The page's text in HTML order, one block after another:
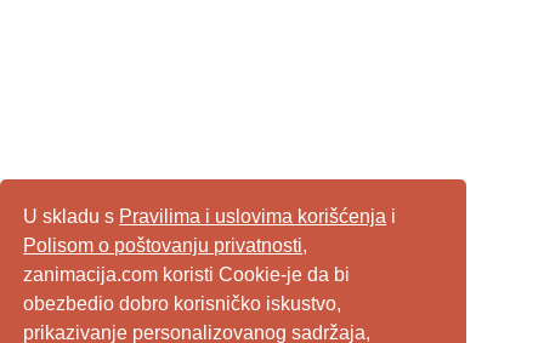
U skladu s Pravilima i uslovima korišćenja i
Polisom o poštovanju privatnosti,
zanimacija.com koristi Cookie-je da bi
obezbedio dobro korisničko iskustvo,
prikazivanje personalizovanog sadržaja,